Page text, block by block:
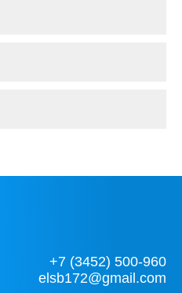
+7 (3452) 500-960
elsb172@gmail.com